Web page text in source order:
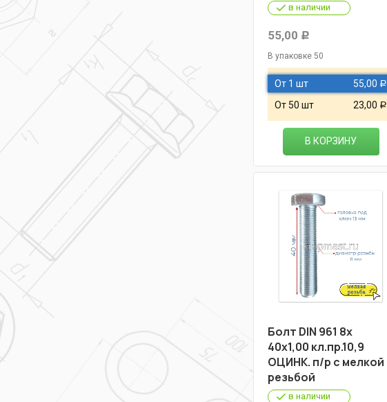
в наличии
55,00 Р
В упаковке 50
От 1 шт 55,00 Р
От 50 шт 23,00 Р
В КОРЗИНУ
Болт DIN 961 8х
40х1,00 кл.пр.10,9
ОЦИНК. п/р с мелкой
резьбой
в наличии